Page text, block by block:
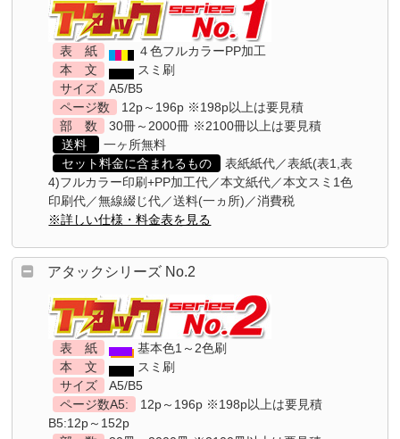
表 紙
４色フルカラーPP加工
本 文
スミ刷
サイズ
A5/B5
ページ数
12p～196p ※198p以上は要見積
部 数
30冊～2000冊 ※2100冊以上は要見積
送料
一ヶ所無料
セット料金に含まれるもの
表紙紙代／表紙(表1,表
4)フルカラー印刷+PP加工代／本文紙代／本文スミ1色
印刷代／無線綴じ代／送料(一ヵ所)／消費税
※詳しい仕様・料金表を見る
アタックシリーズ No.2
表 紙
基本色1～2色刷
本 文
スミ刷
サイズ
A5/B5
ページ数A5:
12p～196p ※198p以上は要見積
B5:12p～152p